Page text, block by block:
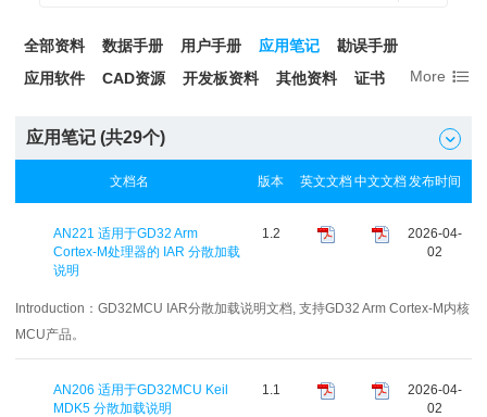
全部资料 数据手册 用户手册 应用笔记
勘误手册
应用软件
CAD资源 开发板资料 其他资料 证书 More 
应用笔记 (共29个) 
文档名 版本 英文文档中文文档发布时间
AN221 适用于GD32 Arm
Cortex-M处理器的 IAR 分散加载
说明
1.2
2026-04-
02
Introduction： GD32MCU IAR分散加载说明文档, 支持GD32 Arm Cortex-M内核
MCU产品。
AN206 适用于GD32MCU Keil
MDK5 分散加载说明
1.1
2026-04-
02